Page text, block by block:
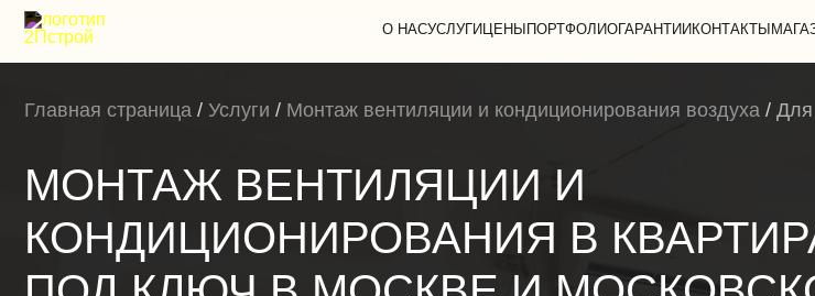
О НАСУСЛУГИЦЕНЫПОРТФОЛИОГАРАНТИИКОНТАКТЫ
Главная страница / Услуги / Монтаж вентиляции и кондиционирования воздуха / Для
МОНТАЖ ВЕНТИЛЯЦИИ И
КОНДИЦИОНИРОВАНИЯ В